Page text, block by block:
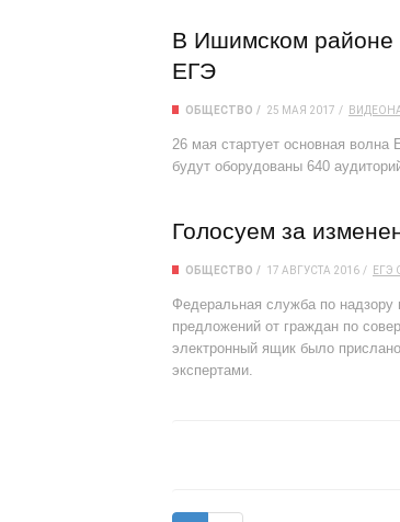
В Ишимском районе
ЕГЭ
ОБЩЕСТВО 25 МАЯ 2017
26 мая стартует основная
будут оборудованы 640
Голосуем за
ОБЩЕСТВО 17 АВГУСТА 2016 ЕГЭ
Федеральная служба по надзору
предложений от граждан по
электронный ящик было
экспертами.